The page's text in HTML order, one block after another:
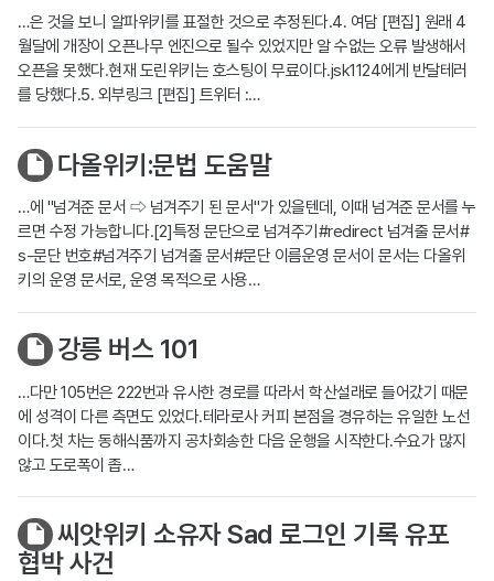
…은 것을 보니 알파위키를 표절한 것으로 추정된다.4. 여담 [편집] 원래 4
월달에 개장이 오픈나무 엔진으로 될수 있었지만 알 수없는 오류 발생해서
오픈을 못했다.현재 도린위키는 호스팅이 무료이다.jsk1124에게 반달테러
를 당했다.5. 외부링크 [편집] 트위터 :…
다올위키:문법 도움말
…에 "넘겨준 문서 ⇨ 넘겨주기 된 문서"가 있을텐데, 이때 넘겨준 문서를 누
르면 수정 가능합니다.[2]특정 문단으로 넘겨주기#redirect 넘겨줄 문서#
s-문단 번호#넘겨주기 넘겨줄 문서#문단 이름운영 문서이 문서는 다올위
키의 운영 문서로, 운영 목적으로 사용…
강릉 버스 101
…다만 105번은 222번과 유사한 경로를 따라서 학산설래로 들어갔기 때문
에 성격이 다른 측면도 있었다.테라로사 커피 본점을 경유하는 유일한 노선
이다.첫 차는 동해식품까지 공차회송한 다음 운행을 시작한다.수요가 많지
않고 도로폭이 좁…
씨앗위키 소유자 Sad 로그인 기록 유포
협박 사건